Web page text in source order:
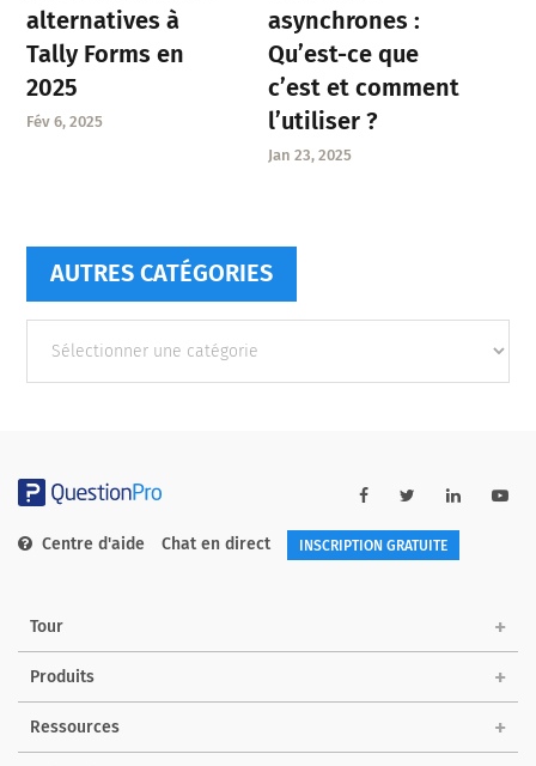
alternatives à
Tally Forms en
2025
Fév 6, 2025
asynchrones :
Qu’est-ce que
c’est et comment
l’utiliser ?
Jan 23, 2025
AUTRES CATÉGORIES
catégories
Centre d'aide Chat en direct INSCRIPTION GRATUITE
Tour
Produits
Ressources